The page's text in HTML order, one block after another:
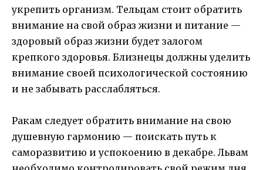
укрепить организм. Тельцам стоит обратить
внимание на свой образ жизни и питание —
здоровый образ жизни будет залогом
крепкого здоровья. Близнецы должны уделить
внимание своей психологической состоянию
и не забывать расслабляться.
Ракам следует обратить внимание на свою
душевную гармонию — поискать путь к
саморазвитию и успокоению в декабре. Львам